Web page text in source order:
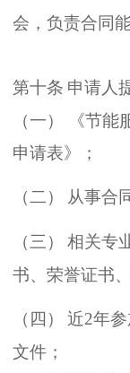
会 ， 负责合同
第十条 申请人
（一） 《节能
申请表》；
（二） 从事合
（三 ） 相关专
书、 荣誉证书、
（ 四 ） 近2年
文件 ；